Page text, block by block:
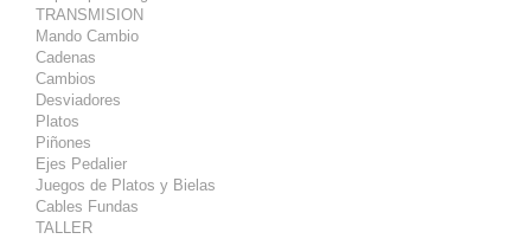
TRANSMISION
Mando Cambio
Cadenas
Cambios
Desviadores
Platos
Piñones
Ejes Pedalier
Juegos de Platos y Bielas
Cables Fundas
TALLER